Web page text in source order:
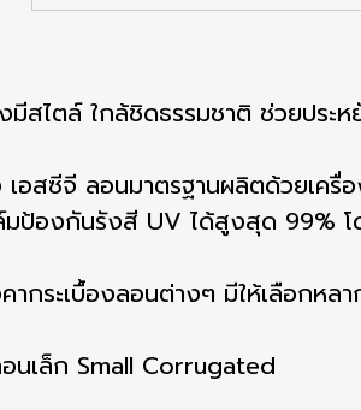
มีสไตล์ ใกล้ชิดธรรมชาติ ช่วยประ
เอสซีจี ลอนมาตรฐานผลิตด้วยเค
ป้องกันรังสี UV ได้สูงสุด 99% โ
ากระเบื้องลอนต่างๆ มีให้เลือกหล
นเล็ก Small Corrugated